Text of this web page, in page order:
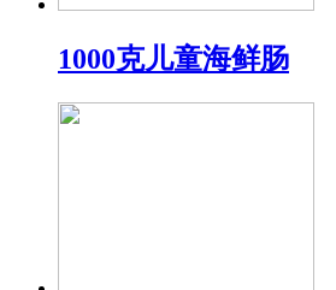
1000克儿童海鲜肠